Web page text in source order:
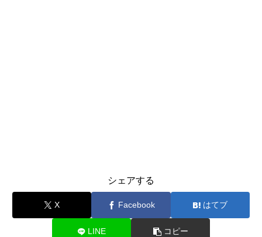
シェアする
X Facebook はてブ
LINE コピー